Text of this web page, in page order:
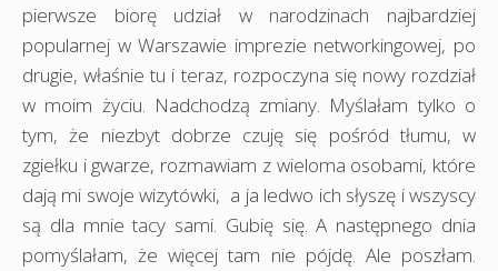
pierwsze biorę udział w narodzinach najbardziej
popularnej w Warszawie imprezie networkingowej, po
drugie, właśnie tu i teraz, rozpoczyna się nowy rozdział
w moim życiu. Nadchodzą zmiany. Myślałam tylko o
tym, że niezbyt dobrze czuję się pośród tłumu, w
zgiełku i gwarze, rozmawiam z wieloma osobami, które
dają mi swoje wizytówki, a ja ledwo ich słyszę i wszyscy
są dla mnie tacy sami. Gubię się. A następnego dnia
pomyślałam, że więcej tam nie pójdę. Ale poszłam.